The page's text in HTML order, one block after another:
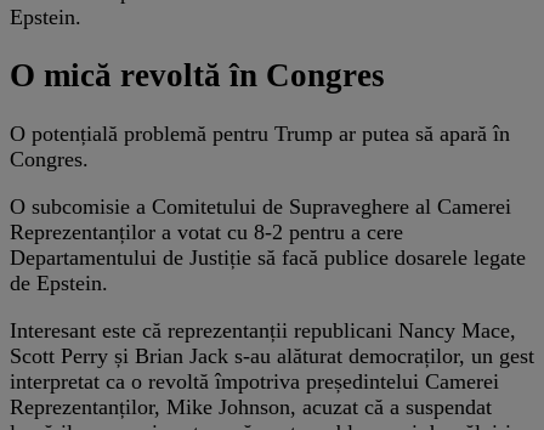
Epstein.
O mică revoltă în Congres
O potențială problemă pentru Trump ar putea să apară în
Congres.
O subcomisie a Comitetului de Supraveghere al Camerei
Reprezentanților a votat cu 8-2 pentru a cere
Departamentului de Justiție să facă publice dosarele legate
de Epstein.
Interesant este că reprezentanții republicani Nancy Mace,
Scott Perry și Brian Jack s-au alăturat democraților, un gest
interpretat ca o revoltă împotriva președintelui Camerei
Reprezentanților, Mike Johnson, acuzat că a suspendat